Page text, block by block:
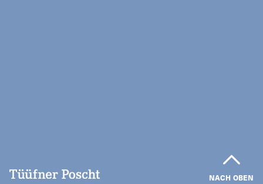
NACH OBEN